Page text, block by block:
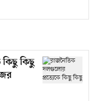
কিছু